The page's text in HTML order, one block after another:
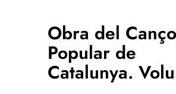
Obra del
Popular de
Catalunya.